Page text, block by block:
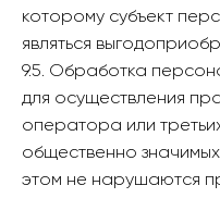
которому субъект
являться
9.5. Обработка
для осуществления
оператора или
общественно
этом не нарушаются